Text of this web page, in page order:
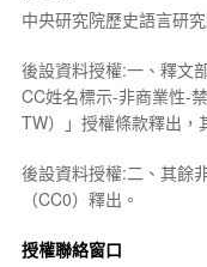
中央研究院歷史語言研
後設資料授權:一、釋文
CC姓名標示-非商業性-
TW）」授權條款釋出，
後設資料授權:二、其餘
（CC0）釋出。
授權聯絡窗口